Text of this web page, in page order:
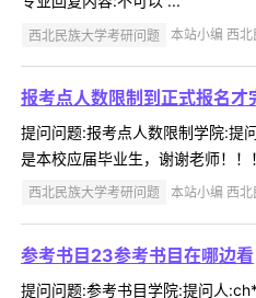
西北民族大学考研问题 本站小编 西
报考点人数限制到正式报名
提问问题:报考点人数限制学院:提
是本校应届毕业生，谢谢老师！
西北民族大学考研问题 本站小编 西
参考书目23参考书目在哪边看
提问问题:参考书目学院:提问人